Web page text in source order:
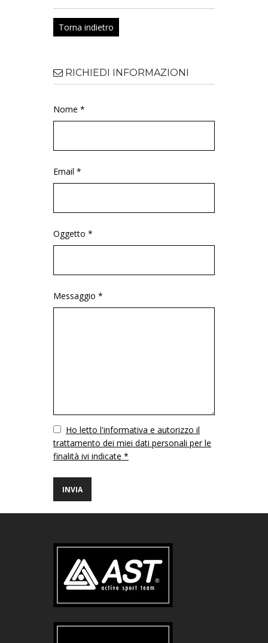
Torna indietro
RICHIEDI INFORMAZIONI
Nome *
Email *
Oggetto *
Messaggio *
VuotoHo letto l'informativa e autorizzo il
trattamento dei miei dati personali per le
finalità ivi indicate *